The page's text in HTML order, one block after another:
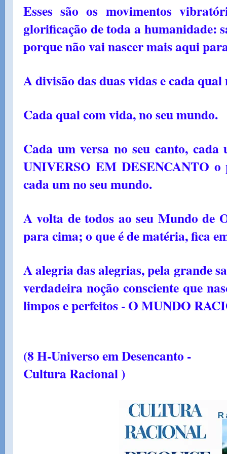
Esses são os movimentos
glorificação de toda a humanidade:
porque não vai nascer mais aqui
A divisão das duas vidas e cada qual
Cada qual com vida, no seu mundo.
Cada um versa no seu canto,
UNIVERSO EM DESENCANTO
cada um no seu mundo.
A volta de todos ao seu Mundo de
para cima; o que é de matéria, fica
A alegria das alegrias, pela grande
verdadeira noção consciente que
limpos e perfeitos - O MUNDO
(8 H-Universo em Desencanto -
Cultura Racional )